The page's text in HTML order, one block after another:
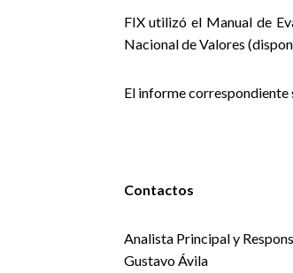
FIX utilizó el Manual de
Nacional de Valores
El informe correspondiente
Contactos
Analista Principal y
Gustavo Ávila